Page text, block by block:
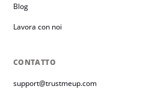
Blog
Lavora con noi
CONTATTO
support@trustmeup.com